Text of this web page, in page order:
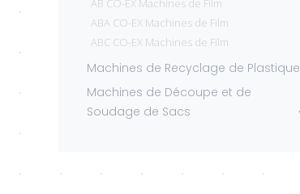
AB CO-EX Machines de Film
ABA CO-EX Machines de Film
ABC CO-EX Machines de Film
Machines de Recyclage de Plastique
Machines de Découpe et de
Soudage de Sacs